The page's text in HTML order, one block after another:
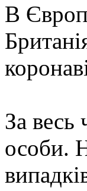
В
За весь
особи.